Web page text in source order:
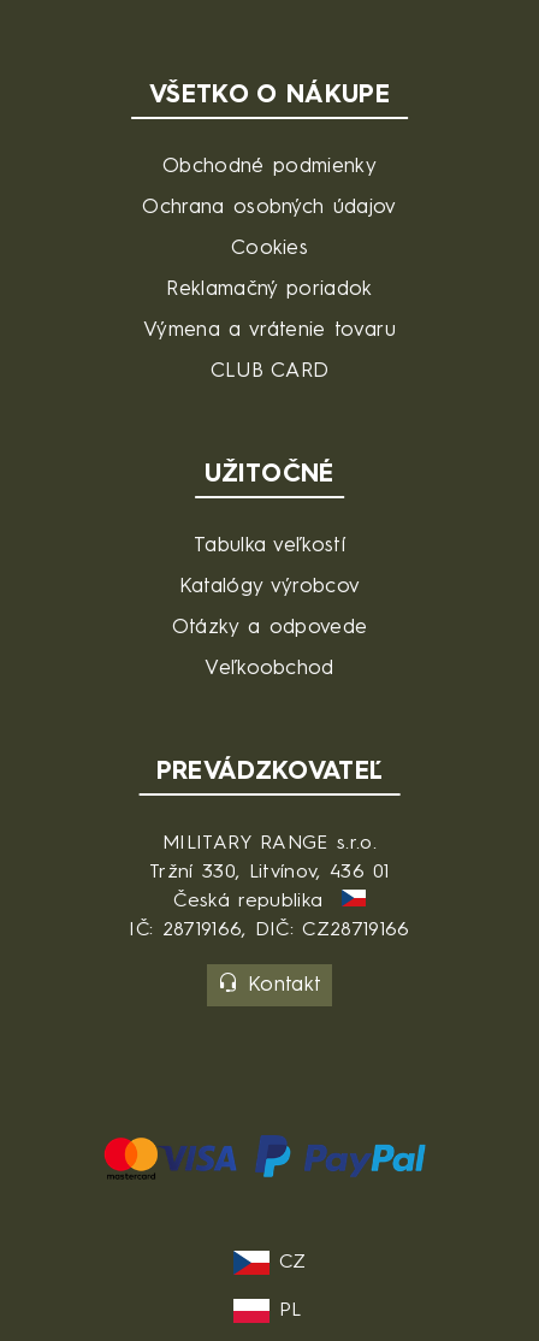
VŠETKO O NÁKUPE
Obchodné podmienky
Ochrana osobných údajov
Cookies
Reklamačný poriadok
Výmena a vrátenie tovaru
CLUB CARD
UŽITOČNÉ
Tabulka veľkostí
Katalógy výrobcov
Otázky a odpovede
Veľkoobchod
PREVÁDZKOVATEĽ
MILITARY RANGE s.r.o.
Tržní 330, Litvínov, 436 01
Česká republika
IČ: 28719166, DIČ: CZ28719166
Kontakt
CZ
PL